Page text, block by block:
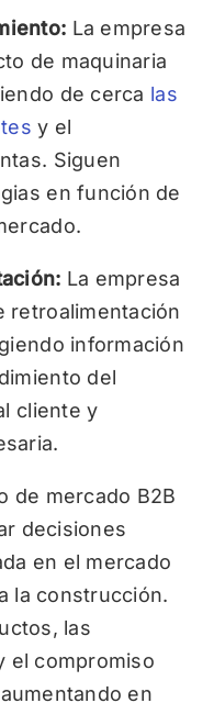
La empresa
de maquinaria
de cerca las
y el
Siguen
en función de
La empresa
retroalimentación
información
del
cliente y
de mercado B2B
decisiones
en el mercado
la construcción.
las
el compromiso
en